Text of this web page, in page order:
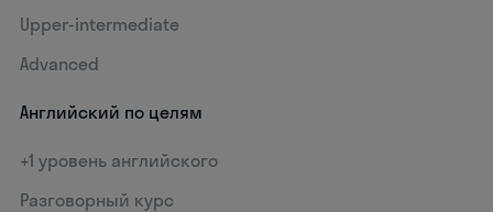
Upper-intermediate
Advanced
Английский по целям
+1 уровень английского
Разговорный курс